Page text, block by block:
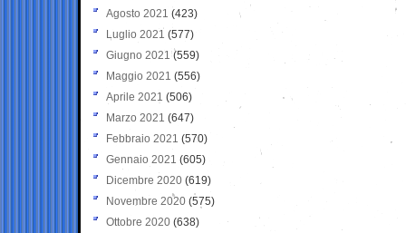
Agosto 2021 (423)
Luglio 2021 (577)
Giugno 2021(559)
Maggio 2021 (556)
Aprile 2021 (506)
Marzo 2021 (647)
Febbraio 2021 (570)
Gennaio 2021 (605)
Dicembre 2020 (619)
Novembre 2020 (575)
Ottobre 2020 (638)